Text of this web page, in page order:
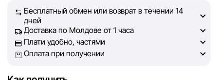
на сайте, была максимально полной, объективной и
актуальной. Наша цель — обеспечить вас достоверной
информацией, чтобы вы смогли принять лучшее
решение о покупке.
Бесплатный обмен или возврат в течении 14
дней
Доставка по Молдове от 1 часа
Плати удобно, частями
Оплата при получении